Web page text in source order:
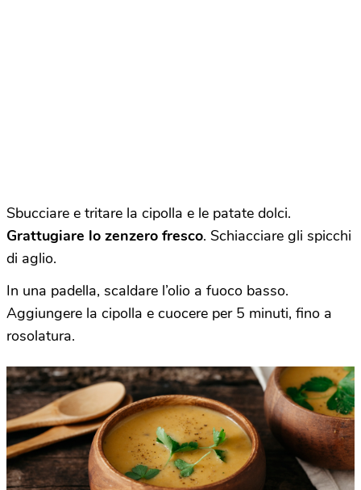
Sbucciare e tritare la cipolla e le patate dolci.
Grattugiare lo zenzero fresco. Schiacciare gli spicchi
di aglio.
In una padella, scaldare l’olio a fuoco basso.
Aggiungere la cipolla e cuocere per 5 minuti, fino a
rosolatura.